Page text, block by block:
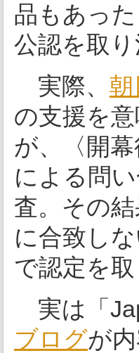
品もあっ
公認を取
実際、 朝
の支援を
が、〈開
による問
査。その
に合致し
で認定を
実は「
ブログが